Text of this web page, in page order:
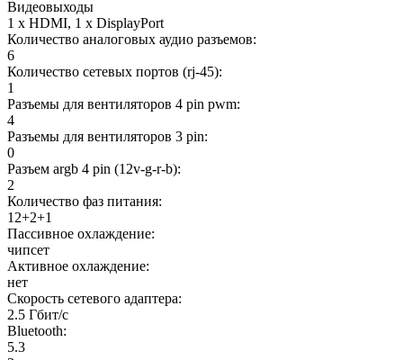
Видеовыходы
1 x HDMI, 1 x DisplayPort
Количество аналоговых аудио разъемов:
6
Количество сетевых портов (rj-45):
1
Разъемы для вентиляторов 4 pin pwm:
4
Разъемы для вентиляторов 3 pin:
0
Разъем argb 4 pin (12v-g-r-b):
2
Количество фаз питания:
12+2+1
Пассивное охлаждение:
чипсет
Активное охлаждение:
нет
Скорость сетевого адаптера:
2.5 Гбит/с
Bluetooth:
5.3